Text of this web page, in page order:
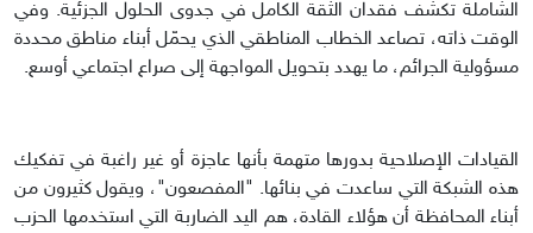
الشاملة تكشف فقدان الثقة الكامل في جدوى الحلول الجزئية. وفي
الوقت ذاته، تصاعد الخطاب المناطقي الذي يحمّل أبناء مناطق محددة
مسؤولية الجرائم، ما يهدد بتحويل المواجهة إلى صراع اجتماعي أوسع.
القيادات الإصلاحية بدورها متهمة بأنها عاجزة أو غير راغبة في تفكيك
هذه الشبكة التي ساعدت في بنائها. "المفصعون"، ويقول كثيرون من
أبناء المحافظة أن هؤلاء القادة، هم اليد الضاربة التي استخدمها الحزب